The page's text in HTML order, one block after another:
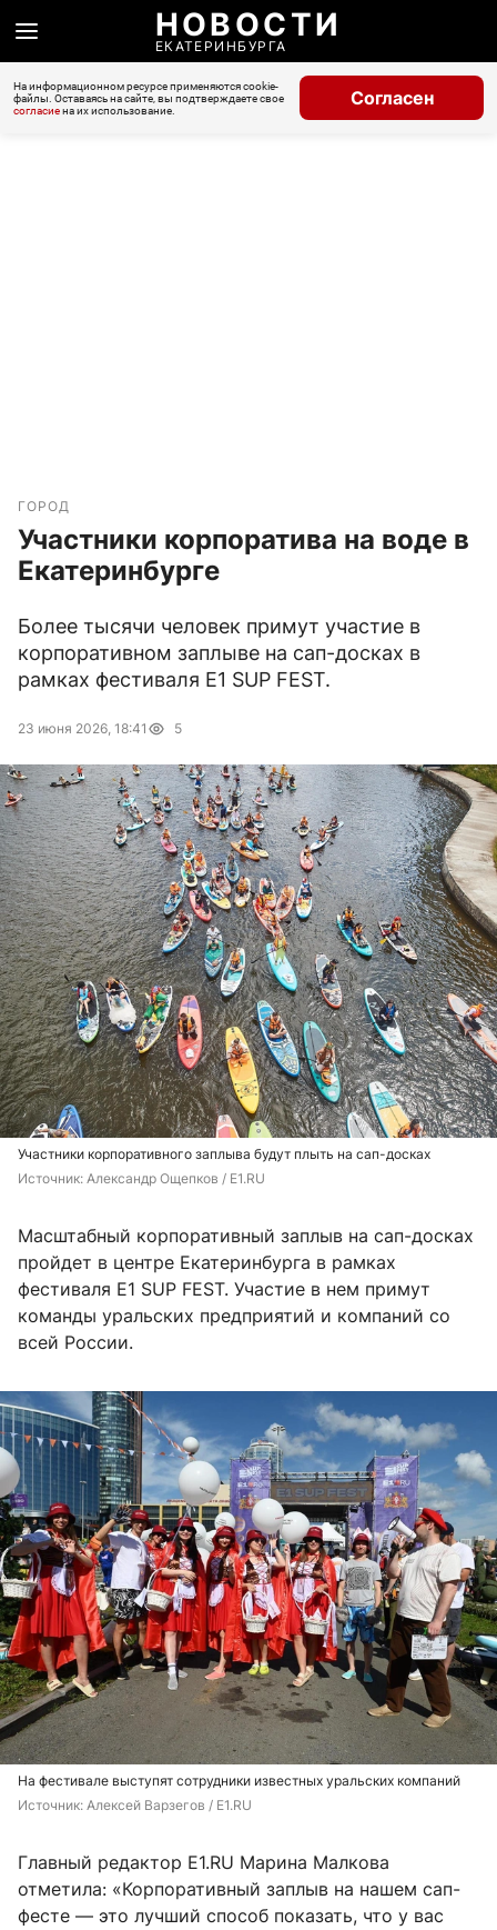
НОВОСТИ
ЕКАТЕРИНБУРГА
На информационном ресурсе применяются cookie-
файлы. Оставаясь на сайте, вы подтверждаете свое
согласиена их использование.
Согласен
ГОРОД
Участники корпоратива на воде в
Екатеринбурге
Более тысячи человек примут участие в
корпоративном заплыве на сап-досках в
рамках фестиваля E1 SUP FEST.
23 июня 2026, 18:41 5
Участники корпоративного заплыва будут плыть на сап-досках
Источник: Александр Ощепков / E1.RU
Масштабный корпоративный заплыв на сап-досках
пройдет в центре Екатеринбурга в рамках
фестиваля E1 SUP FEST. Участие в нем примут
команды уральских предприятий и компаний со
всей России.
На фестивале выступят сотрудники известных уральских компаний
Источник: Алексей Варзегов / E1.RU
Главный редактор E1.RU Марина Малкова
отметила: «Корпоративный заплыв на нашем сап-
фесте — это лучший способ показать, что у вас